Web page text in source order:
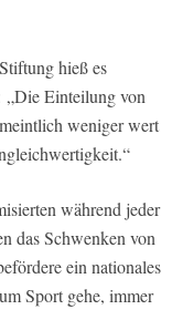
hieß es
„Die Einteilung von
weniger wert
während jeder
das Schwenken von
ein nationales
Sport gehe, immer